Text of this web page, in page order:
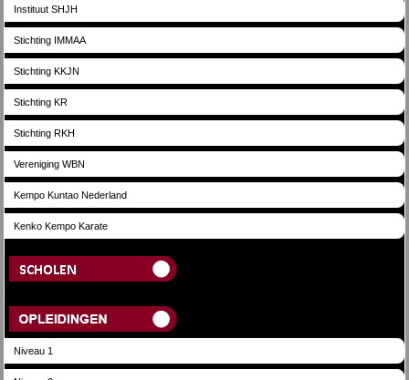
Instituut SHJH
Stichting IMMAA
Stichting KKJN
Stichting KR
Stichting RKH
Vereniging WBN
Kempo Kuntao Nederland
Kenko Kempo Karate
Niveau 1